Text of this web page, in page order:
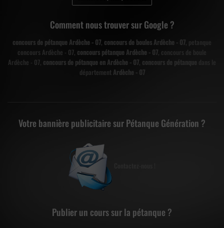
Comment nous trouver sur Google ?
concours de pétanque Ardèche - 07, concours de boules Ardèche - 07, petanque
concours Ardèche - 07, concours pétanque Ardèche - 07, concours de boule
Ardèche - 07, concours de pétanque en Ardèche - 07, concours de pétanque
département Ardèche - 07
Votre bannière publicitaire sur Pétanque Génération ?
Publier un cours sur la pétanque ?